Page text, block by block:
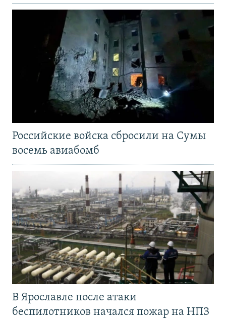
Российские войска сбросили на Сумы
восемь авиабомб
В Ярославле после атаки
беспилотников начался пожар на НПЗ